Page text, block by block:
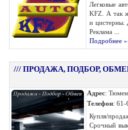
Легковые
KFZ. А так
и цистерны.
Реклама ...
Подробнее
/// ПРОДАЖА, ПОДБОР,
Адрес:
Телефон: 61-
Купля/
Срочный